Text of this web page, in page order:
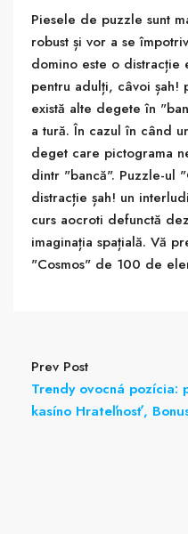
Piesele de puzzle sunt
robust și vor a se
domino este o distracție
pentru adulți, câvoi șah!
există alte degete în
a tură. În cazul în când
deget care pictograma
dintr "bancă". Puzzle-ul
distracție șah! un
curs aocroti defunctă
imaginația spațială. Vă
"Cosmos" de 100 de
Prev Post
Trendy ovocná pozícia:
kasíno Hrateľnosť,